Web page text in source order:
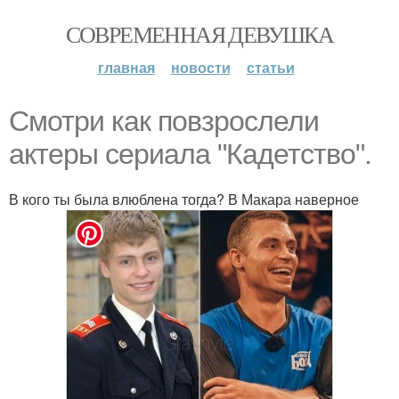
СОВРЕМЕННАЯ ДЕВУШКА
главная новости статьи
Смотри как повзрослели
актеры сериала "Кадетство".
В кого ты была влюблена тогда? В Макара наверное